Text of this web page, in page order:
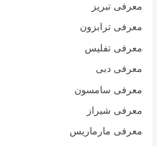
معرفی تبریز
معرفی ترابزون
معرفی تفلیس
معرفی دبی
معرفی سامسون
معرفی شیراز
معرفی مارماریس